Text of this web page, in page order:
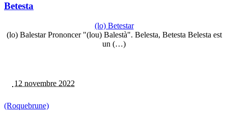
Betesta
(lo) Betestar
(lo) Balestar Prononcer "(lou) Balestà". Belesta, Betesta Belesta est
un (…)
12 novembre 2022
(Roquebrune)